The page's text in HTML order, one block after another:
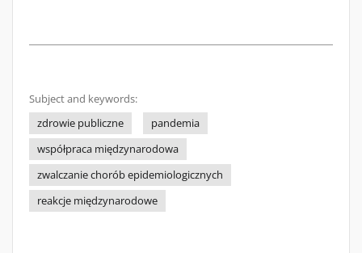
Subject and keywords:
zdrowie publiczne
pandemia
współpraca międzynarodowa
zwalczanie chorób epidemiologicznych
reakcje międzynarodowe